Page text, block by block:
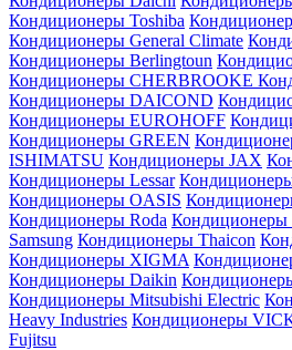
Кондиционеры Toshiba
Кондиционеры General Climate
Кондиционеры Berlingtoun
Кондиционеры CHERBROOKE
Кондиционеры DAICOND
Кондиционеры EUROHOFF
Кондиционеры GREEN
ISHIMATSU Кондиционеры JAX
Кондиционеры Lessar
Кондиционеры OASIS
Кондиционеры Roda
Samsung Кондиционеры Thaicon
Кондиционеры XIGMA
Кондиционеры Daikin
Кондиционеры Mitsubishi Electric
Heavy Industries Кондиционеры
Fujitsu